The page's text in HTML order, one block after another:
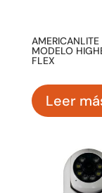
MODELO
FLEX
Leer